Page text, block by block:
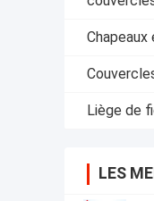
Chapeaux
Liège de
LES